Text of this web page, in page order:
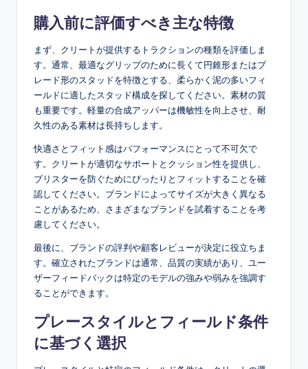
購入前に評価すべき主な特徴
まず、クリートが提供するトラクションの種類を評価しま
す。通常、最適なグリップのために長くて円錐形またはブ
レード形のスタッドを特徴とする、柔らかく泥の多いフィ
ールドに適したスタッド構成を探してください。素材の質
も重要です。軽量の合成アッパーは機敏性を向上させ、耐
久性のある素材は長持ちします。
快適さとフィット感はパフォーマンスにとって不可欠で
す。クリートが適切なサポートとクッション性を提供し、
ブリスターを防ぐためにぴったりとフィットすることを確
認してください。ブランドによってサイズが大きく異なる
ことがあるため、さまざまなブランドを試着することを考
慮してください。
最後に、ブランドの評判や顧客レビューが決定に役立ちま
す。確立されたブランドは通常、品質の実績があり、ユー
ザーフィードバックは特定のモデルの強みや弱みを強調す
ることができます。
プレースタイルとフィールド条件
に基づく選択